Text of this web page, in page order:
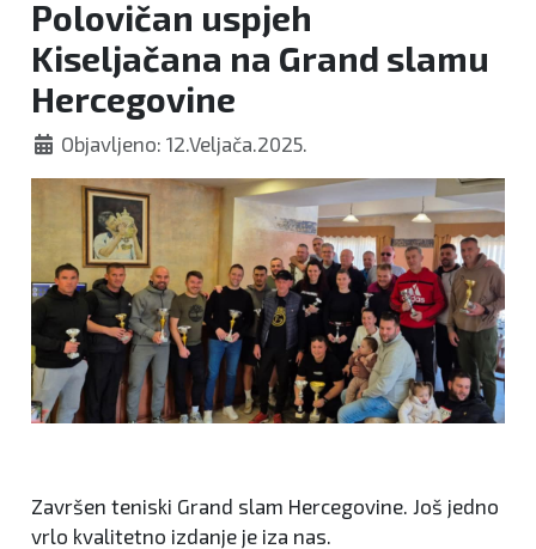
Polovičan uspjeh
Kiseljačana na Grand slamu
Hercegovine
Objavljeno: 12.Veljača.2025.
Završen teniski Grand slam Hercegovine. Još jedno
vrlo kvalitetno izdanje je iza nas.